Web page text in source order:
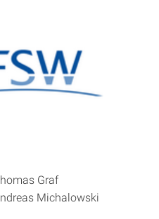
Graf
Michalowski